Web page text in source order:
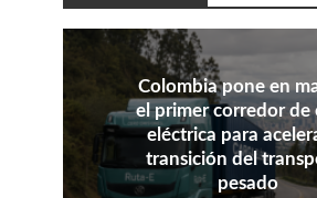
Colombia pone en
el primer corredor de
eléctrica para
transición del
pesado